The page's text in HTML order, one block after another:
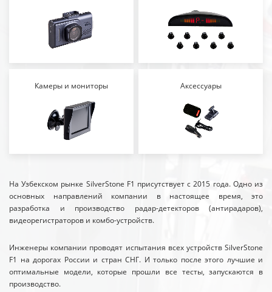
Камеры и мониторы Аксессуары
На Узбекском рынке SilverStone F1 присутствует с 2015 года. Одно из
основных направлений компании в настоящее время, это
разработка и производство радар-детекторов (антирадаров),
видеорегистраторов и комбо-устройств.
Инженеры компании проводят испытания всех устройств SilverStone
F1 на дорогах России и стран СНГ. И только после этого лучшие и
оптимальные модели, которые прошли все тесты, запускаются в
производство.